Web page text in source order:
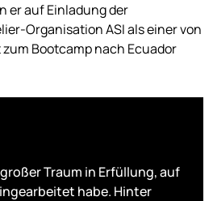
er auf Einladung der
Organisation ASI als einer von
Bootcamp nach Ecuador
Traum in Erfüllung, auf
habe. Hinter